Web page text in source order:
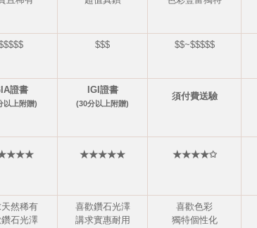
$$$ $$~$$$$$
證書
以上附贈)
IGI證書
(30分以上附贈)
須付費送驗
★★★★★ ★★★★✩
然稀有
石光澤
喜歡鑽石光澤
講求實惠耐用
喜歡色彩
獨特個性化